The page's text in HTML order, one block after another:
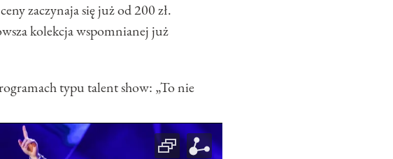
zaczynaja się już od 200 zł.
kolekcja wspomnianej już
typu talent show: „To nie